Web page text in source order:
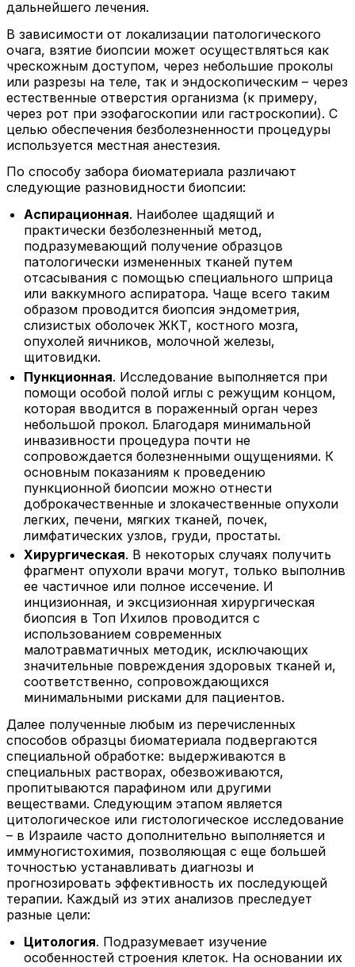
дальнейшего лечения.
В зависимости от локализации патологического
очага, взятие биопсии может осуществляться как
чрескожным доступом, через небольшие проколы
или разрезы на теле, так и эндоскопическим – через
естественные отверстия организма (к примеру,
через рот при эзофагоскопии или гастроскопии). С
целью обеспечения безболезненности процедуры
используется местная анестезия.
По способу забора биоматериала различают
следующие разновидности биопсии:
Аспирационная. Наиболее щадящий и
практически безболезненный метод,
подразумевающий получение образцов
патологически измененных тканей путем
отсасывания с помощью специального шприца
или ваккумного аспиратора. Чаще всего таким
образом проводится биопсия эндометрия,
слизистых оболочек ЖКТ, костного мозга,
опухолей яичников, молочной железы,
щитовидки.
Пункционная. Исследование выполняется при
помощи особой полой иглы с режущим концом,
которая вводится в пораженный орган через
небольшой прокол. Благодаря минимальной
инвазивности процедура почти не
сопровождается болезненными ощущениями. К
основным показаниям к проведению
пункционной биопсии можно отнести
доброкачественные и злокачественные опухоли
легких, печени, мягких тканей, почек,
лимфатических узлов, груди, простаты.
Хирургическая. В некоторых случаях получить
фрагмент опухоли врачи могут, только выполнив
ее частичное или полное иссечение. И
инцизионная, и эксцизионная хирургическая
биопсия в Топ Ихилов проводится с
использованием современных
малотравматичных методик, исключающих
значительные повреждения здоровых тканей и,
соответственно, сопровождающихся
минимальными рисками для пациентов.
Далее полученные любым из перечисленных
способов образцы биоматериала подвергаются
специальной обработке: выдерживаются в
специальных растворах, обезвоживаются,
пропитываются парафином или другими
веществами. Следующим этапом является
цитологическое или гистологическое исследование
– в Израиле часто дополнительно выполняется и
иммуногистохимия, позволяющая с еще большей
точностью устанавливать диагнозы и
прогнозировать эффективность их последующей
терапии. Каждый из этих анализов преследует
разные цели:
Цитология. Подразумевает изучение
особенностей строения клеток. На основании их